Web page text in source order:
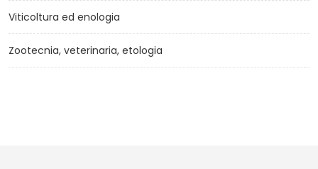
Viticoltura ed enologia
Zootecnia, veterinaria, etologia